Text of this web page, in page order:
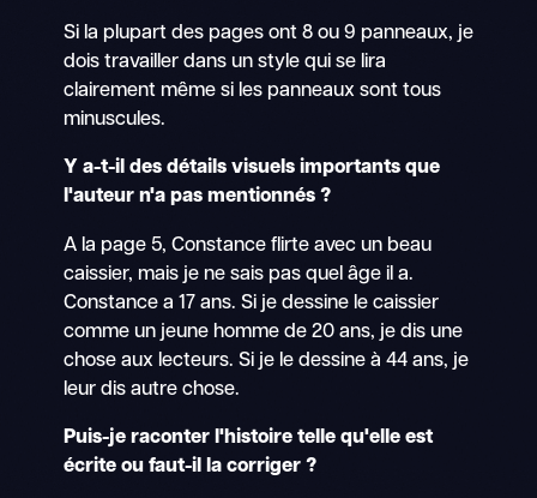
Si la plupart des pages ont 8 ou 9 panneaux, je
dois travailler dans un style qui se lira
clairement même si les panneaux sont tous
minuscules.
Y a-t-il des détails visuels importants que
l'auteur n'a pas mentionnés ?
A la page 5, Constance flirte avec un beau
caissier, mais je ne sais pas quel âge il a.
Constance a 17 ans. Si je dessine le caissier
comme un jeune homme de 20 ans, je dis une
chose aux lecteurs. Si je le dessine à 44 ans, je
leur dis autre chose.
Puis-je raconter l'histoire telle qu'elle est
écrite ou faut-il la corriger ?